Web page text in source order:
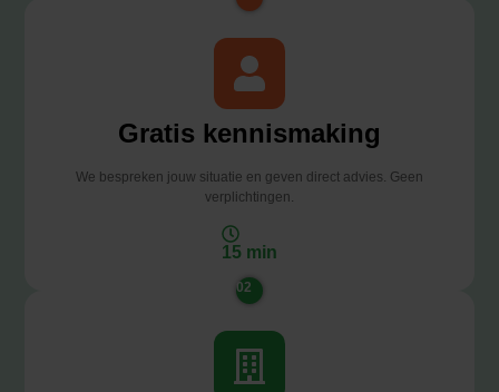
Gratis kennismaking
We bespreken jouw situatie en geven direct advies. Geen
verplichtingen.
15 min
02